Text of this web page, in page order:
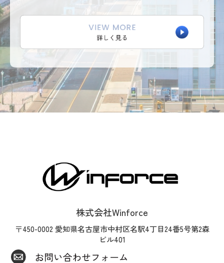
株式会社Winforce
〒450-0002 愛知県名古屋市中村区名駅4丁目24番5号第2森
ビル401